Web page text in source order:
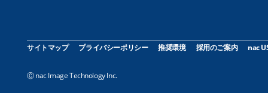
サイトマップ プライバシーポリシー 推奨環境 採用のご案内 nac
Ⓒ nac Image Technology Inc.